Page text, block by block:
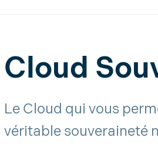
Cloud
Le Cloud qui vous
véritable souveraineté